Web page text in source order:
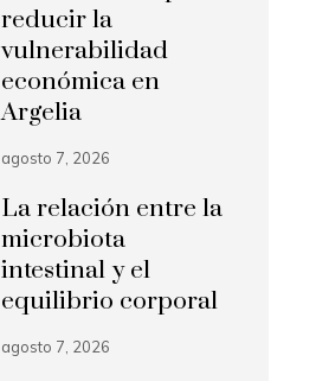
reducir la
vulnerabilidad
económica en
Argelia
agosto 7, 2026
La relación entre la
microbiota
intestinal y el
equilibrio corporal
agosto 7, 2026